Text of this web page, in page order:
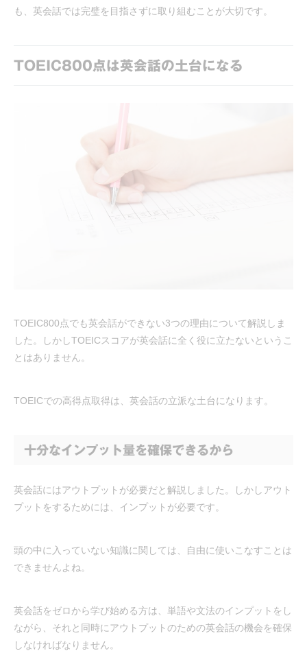
も、英会話では完璧を目指さずに取り組むことが大切です。
TOEIC800点は英会話の土台になる
TOEIC800点でも英会話ができない3つの理由について解説しま
した。しかしTOEICスコアが英会話に全く役に立たないというこ
とはありません。
TOEICでの高得点取得は、英会話の立派な土台になります。
十分なインプット量を確保できるから
英会話にはアウトプットが必要だと解説しました。しかしアウト
プットをするためには、インプットが必要です。
頭の中に入っていない知識に関しては、自由に使いこなすことは
できませんよね。
英会話をゼロから学び始める方は、単語や文法のインプットをし
ながら、それと同時にアウトプットのための英会話の機会を確保
しなければなりません。